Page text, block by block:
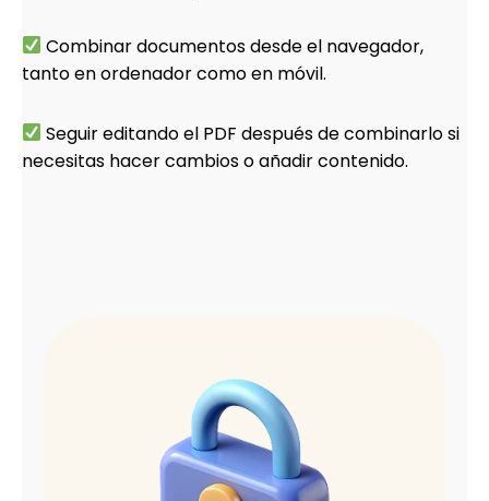
Combinar documentos desde el navegador,
tanto en ordenador como en móvil.
Seguir editando el PDF después de combinarlo si
necesitas hacer cambios o añadir contenido.